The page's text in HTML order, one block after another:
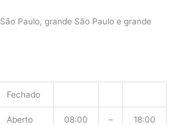
São Paulo, grande São Paulo e grande
Fechado
Aberto 08:00 – 18:00